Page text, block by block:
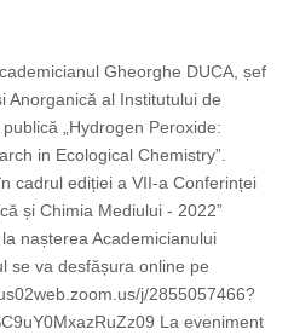
Gheorghe DUCA, șef
Anorganică al Institutului de
„Hydrogen Peroxide:
in Ecological Chemistry”.
cadrul ediției a VII-a Conferinței
și Chimia Mediului - 2022”
nașterea Academicianului
se va desfășura online pe
j/2855057466?
La eveniment